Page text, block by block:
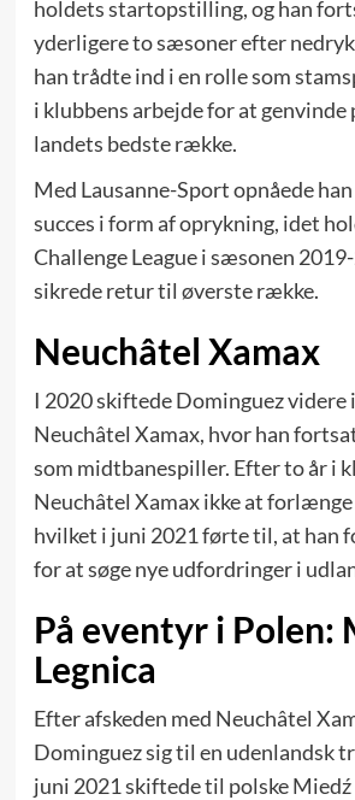
holdets startopstilling, og han
yderligere to sæsoner efter
han trådte ind i en rolle som
i klubbens arbejde for at genvinde
landets bedste række.
Med Lausanne-Sport opnåede
succes i form af oprykning, idet
Challenge League i sæsonen
sikrede retur til øverste række.
Neuchâtel Xamax
I 2020 skiftede Dominguez videre
Neuchâtel Xamax, hvor han
som midtbanespiller. Efter to år i
Neuchâtel Xamax ikke at
hvilket i juni 2021 førte til, at han
for at søge nye udfordringer i
På eventyr i Polen:
Legnica
Efter afskeden med Neuchâtel
Dominguez sig til en udenlandsk
juni 2021 skiftede til polske Miedź